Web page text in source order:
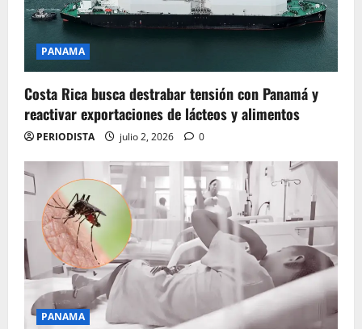
PANAMA
Costa Rica busca destrabar tensión con Panamá y
reactivar exportaciones de lácteos y alimentos
PERIODISTA julio 2, 2026 0
PANAMA